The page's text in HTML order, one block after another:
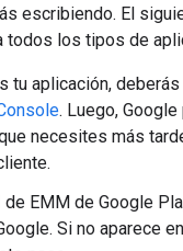
escribiendo. El
todos los tipos de
tu aplicación,
. Luego,
necesites más
EMM de Google
Si no aparece